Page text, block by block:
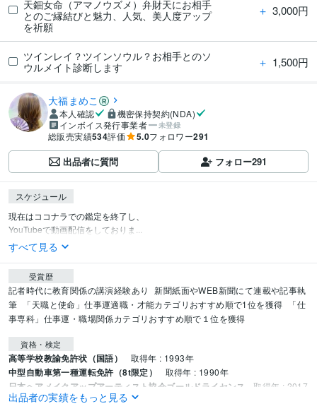
天鈿女命（アマノウズメ）弁財天にお相手
とのご縁結びと魅力、人気、美人度アップ
を祈願
＋ 3,000円
ツインレイ？ツインソウル？お相手とのソ
ウルメイト診断します
＋ 1,500円
大福まめこ
本人確認
機密保持契約(NDA)
インボイス発行事業者
未登録
総販売実績534評価 5.0フォロワー291
出品者に質問 フォロー291
スケジュール
現在はココナラでの鑑定を終了し、
YouTubeで動画配信をしておりま...
すべて見る
受賞歴
記者時代に教育関係の講演経験あり
新聞紙面やWEB新聞にて連載や記事執
筆
「天職と使命」仕事運適職・才能カテゴリおすすめ順で1位を獲得
「仕
事専科」仕事運・職場関係カテゴリおすすめ順で１位を獲得
資格・検定
高等学校教諭免許状（国語） 取得年 : 1993年
中型自動車第一種運転免許（8t限定） 取得年 : 1990年
日本ヘアメイクアップアーティスト協会ゴールドライセンス
取得年 : 2017
年
出品者の実績をもっと見る